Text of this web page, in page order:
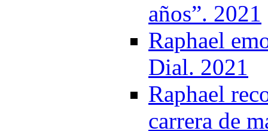
años”. 2021
Raphael
Dial. 2021
Raphael
carrera de